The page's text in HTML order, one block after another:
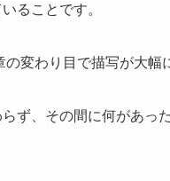
ることです。
変わり目で描写が大幅
ず、その間に何があっ